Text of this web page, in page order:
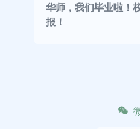
华师，我们毕业啦！
报！